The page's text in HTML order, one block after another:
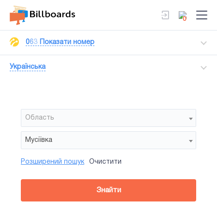
0
063 Показати номер
Українська
Область
Мусіївка
Район
Сторона
Усi
Розширений пошук Очистити
Знайти